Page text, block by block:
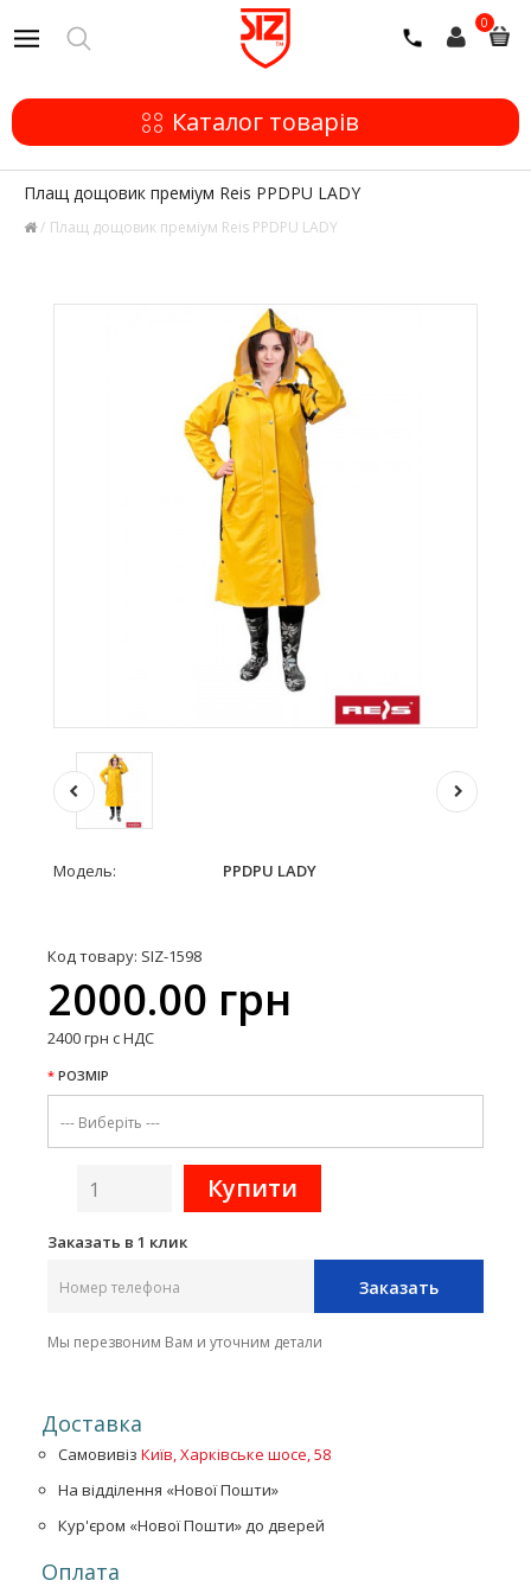
0
Каталог товарів
Плащ дощовик преміум Reis PPDPU LADY
Плащ дощовик преміум Reis PPDPU LADY
Модель: PPDPU LADY
Код товару: SIZ-1598
2000.00 грн
2400 грн с НДС
РОЗМІР
Заказать в 1 клик
Заказать
Мы перезвоним Вам и уточним детали
Доставка
Самовивіз Київ, Харківське шосе, 58
На відділення «Нової Пошти»
Кур'єром «Нової Пошти» до дверей
Оплата